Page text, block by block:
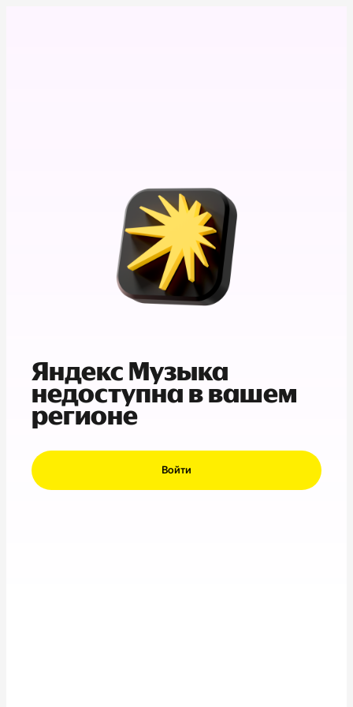
Яндекс Музыка
недоступна в вашем
регионе
Войти